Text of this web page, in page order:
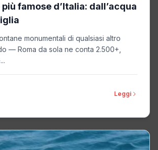
famose d’Italia: dall’acqua
monumentali di qualsiasi altro
— Roma da sola ne conta 2.500+,
Leggi